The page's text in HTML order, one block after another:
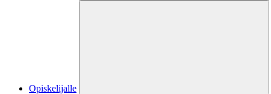
Opiskelijalle